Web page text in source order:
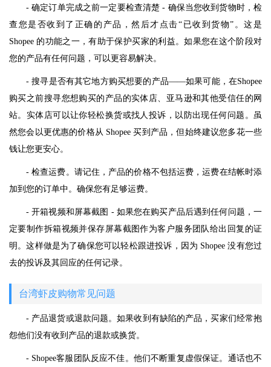
- 确定订单完成之前一定要检查清楚 - 确保当您收到货物时，检
查您是否收到了正确的产品，然后才点击“已收到货物”。这是
Shopee 的功能之一，有助于保护买家的利益。如果您在这个阶段对
您的产品有任何问题，可以更容易解决。
- 搜寻是否有其它地方购买想要的产品——如果可能，在Shopee
购买之前搜寻您想购买的产品的实体店、亚马逊和其他受信任的网
站。实体店可以让你轻松换货或找人投诉，以防出现任何问题。虽
然您会以更优惠的价格从 Shopee 买到产品，但始终建议您多花一些
钱让您更安心。
- 检查运费。请记住，产品的价格不包括运费，运费在结帐时添
加到您的订单中。确保您有足够运费。
- 开箱视频和屏幕截图 - 如果您在购买产品后遇到任何问题，一
定要制作拆箱视频并保存屏幕截图作为客户服务团队给出回复的证
明。这样做是为了确保您可以轻松跟进投诉，因为 Shopee 没有您过
去的投诉及其回应的任何记录。
台湾虾皮购物常见问题
- 产品退货或退款问题。如果收到有缺陷的产品，买家们经常抱
怨他们没有收到产品的退款或换货。
- Shopee客服团队反应不佳。他们不断重复虚假保证。通话也不